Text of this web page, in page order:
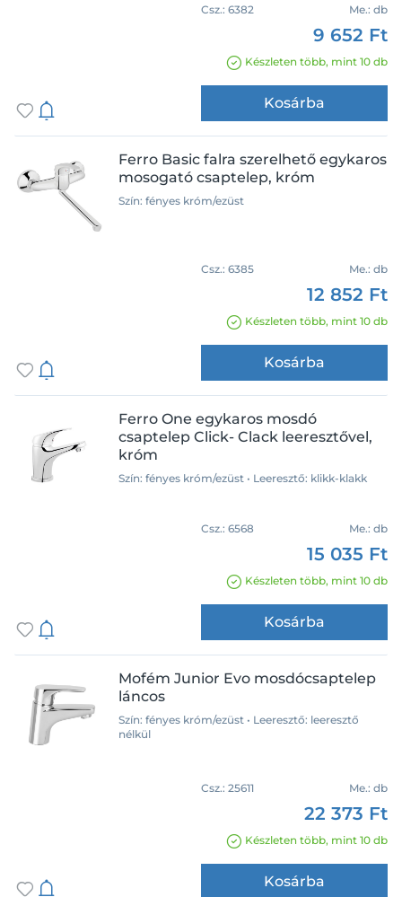
Csz.: 6382 Me.: db
9 652 Ft
Készleten több, mint 10 db
Kosárba
Ferro Basic falra szerelhető egykaros
mosogató csaptelep, króm
Szín: fényes króm/ezüst
Csz.: 6385 Me.: db
12 852 Ft
Készleten több, mint 10 db
Kosárba
Ferro One egykaros mosdó
csaptelep Click- Clack leeresztővel,
króm
Szín: fényes króm/ezüst • Leeresztő: klikk-klakk
Csz.: 6568 Me.: db
15 035 Ft
Készleten több, mint 10 db
Kosárba
Mofém Junior Evo mosdócsaptelep
láncos
Szín: fényes króm/ezüst • Leeresztő: leeresztő
nélkül
Csz.: 25611 Me.: db
22 373 Ft
Készleten több, mint 10 db
Kosárba